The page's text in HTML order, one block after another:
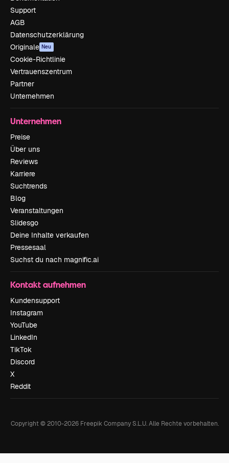
Support
AGB
Datenschutzerklärung
Originale Neu
Cookie-Richtlinie
Vertrauenszentrum
Partner
Unternehmen
Unternehmen
Preise
Über uns
Reviews
Karriere
Suchtrends
Blog
Veranstaltungen
Slidesgo
Deine Inhalte verkaufen
Pressesaal
Suchst du nach magnific.ai
Kontakt aufnehmen
Kundensupport
Instagram
YouTube
LinkedIn
TikTok
Discord
X
Reddit
Copyright © 2010-2026Freepik Company S.L.U. Alle Rechte vorbehalten.